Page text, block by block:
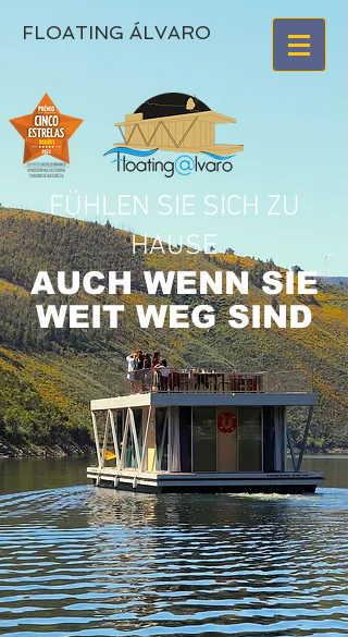
FLOATING ÁLVARO
FÜHLEN SIE SICH ZU
HAUSE
AUCH WENN SIE
WEIT WEG SIND